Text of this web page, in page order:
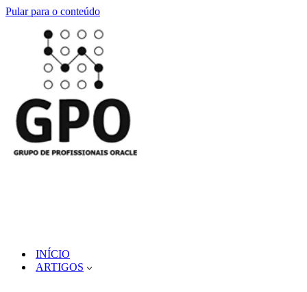
Pular para o conteúdo
INÍCIO
ARTIGOS